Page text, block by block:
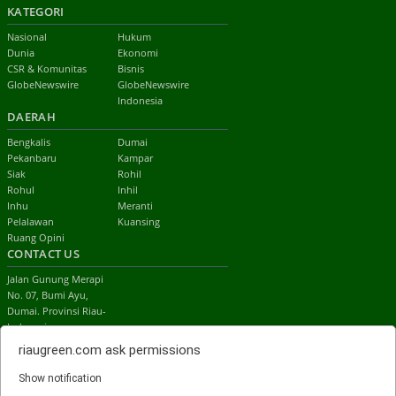
KATEGORI
Nasional
Hukum
Dunia
Ekonomi
CSR & Komunitas
Bisnis
GlobeNewswire
GlobeNewswire
Indonesia
DAERAH
Bengkalis
Dumai
Pekanbaru
Kampar
Siak
Rohil
Rohul
Inhil
Inhu
Meranti
Pelalawan
Kuansing
Ruang Opini
CONTACT US
Jalan Gunung Merapi
No. 07, Bumi Ayu,
Dumai. Provinsi Riau-
Indonesia
email:
redaksi.riaugreen@gmail.com
riaugreen.com ask permissions
Show notification